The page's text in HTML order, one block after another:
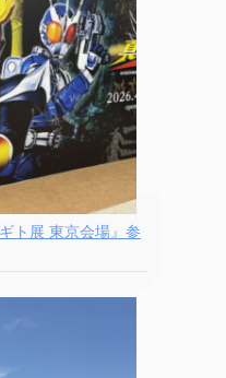
ト展 東京会場』参